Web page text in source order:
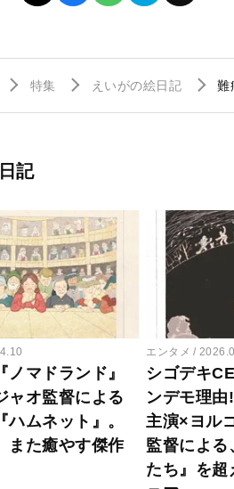
特集 えいがの絵日記 難
記
ノマドランド』
ャオ監督による
ムネット』。
また癒やす傑作
エンタメ
シゴデキ
ンデモ理
主演×ヨル
監督による
たち』を超